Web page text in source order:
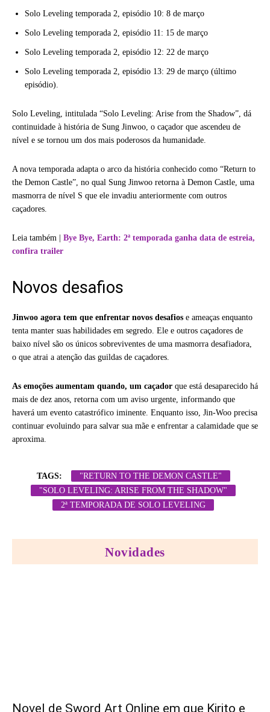
Solo Leveling temporada 2, episódio 10: 8 de março
Solo Leveling temporada 2, episódio 11: 15 de março
Solo Leveling temporada 2, episódio 12: 22 de março
Solo Leveling temporada 2, episódio 13: 29 de março (último
episódio).
Solo Leveling, intitulada “Solo Leveling: Arise from the Shadow”, dá
continuidade à história de Sung Jinwoo, o caçador que ascendeu de
nível e se tornou um dos mais poderosos da humanidade.
A nova temporada adapta o arco da história conhecido como “Return to
the Demon Castle”, no qual Sung Jinwoo retorna à Demon Castle, uma
masmorra de nível S que ele invadiu anteriormente com outros
caçadores.
Leia também | Bye Bye, Earth: 2ª temporada ganha data de estreia,
confira trailer
Novos desafios
Jinwoo agora tem que enfrentar novos desafios e ameaças enquanto
tenta manter suas habilidades em segredo. Ele e outros caçadores de
baixo nível são os únicos sobreviventes de uma masmorra desafiadora,
o que atrai a atenção das guildas de caçadores.
As emoções aumentam quando, um caçador que está desaparecido há
mais de dez anos, retorna com um aviso urgente, informando que
haverá um evento catastrófico iminente. Enquanto isso, Jin-Woo precisa
continuar evoluindo para salvar sua mãe e enfrentar a calamidade que se
aproxima.
TAGS:
"RETURN TO THE DEMON CASTLE"
"SOLO LEVELING: ARISE FROM THE SHADOW"
2ª TEMPORADA DE SOLO LEVELING
Novidades
Novel de Sword Art Online em que Kirito e